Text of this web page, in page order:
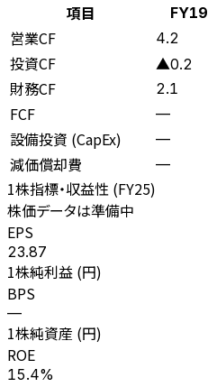
項目
FY19
営業CF 4.2
投資CF ▲0.2
財務CF 2.1
FCF —
設備投資 (CapEx) —
減価償却費 —
1株指標・収益性 (FY25)
株価データは準備中
EPS
23.87
1株純利益 (円)
BPS
—
1株純資産 (円)
ROE
15.4%